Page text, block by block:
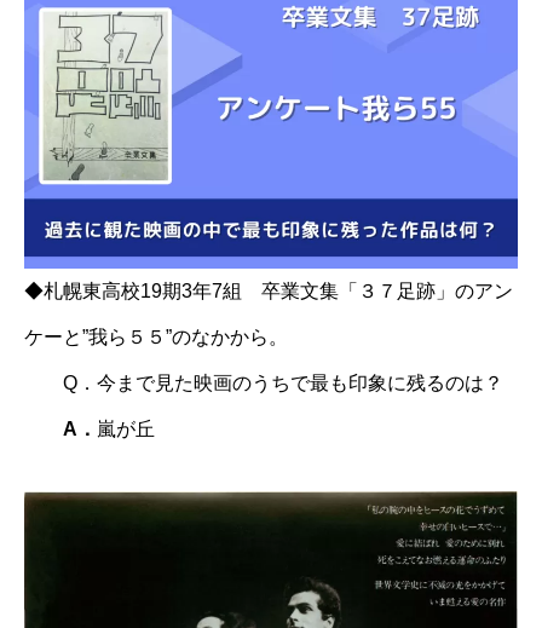
◆札幌東高校19期3年7組 卒業文集「３７足跡」のアン
ケーと”我ら５５”のなかから。
Q．今まで見た映画のうちで最も印象に残るのは？
A． 嵐が丘